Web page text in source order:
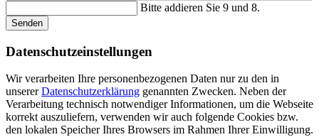
Bitte addieren Sie 9 und 8.
Senden
Datenschutz­einstellungen
Wir verarbeiten Ihre personenbezogenen Daten nur zu den in
unsererDatenschutzerklärung genannten Zwecken. Neben der
Verarbeitung technisch notwendiger Informationen, um die Webseite
korrekt auszuliefern, verwenden wir auch folgende Cookies bzw.
den lokalen Speicher Ihres Browsers im Rahmen Ihrer Einwilligung.